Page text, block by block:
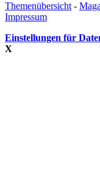
Themenübersicht -
Impressum
Einstellungen für
X